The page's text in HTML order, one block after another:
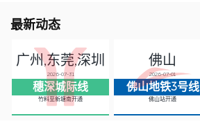
最新动态
广州,东莞,深圳
2026-07-31
穗深城际线
竹料至新塘南开通
佛山
2026-07-01
佛山地铁3号线
佛山站开通